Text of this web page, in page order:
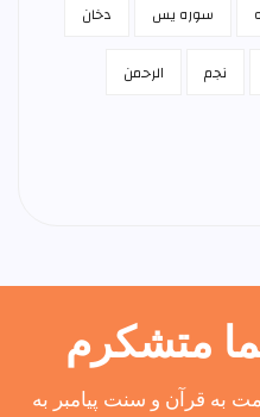
سوره يس دخان
نجم الرحمن
متشکرم
به قرآن و سنت پیامبر به